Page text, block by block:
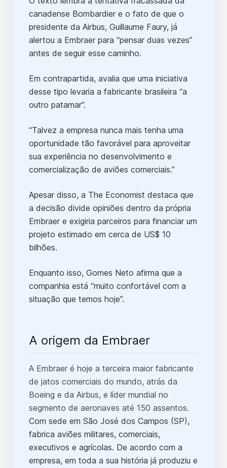
canadense Bombardier e o fato de que o
presidente da Airbus, Guillaume Faury, já
alertou a Embraer para “pensar duas vezes”
antes de seguir esse caminho.
Em contrapartida, avalia que uma iniciativa
desse tipo levaria a fabricante brasileira “a
outro patamar”.
“Talvez a empresa nunca mais tenha uma
oportunidade tão favorável para aproveitar
sua experiência no desenvolvimento e
comercialização de aviões comerciais.”
Apesar disso, a The Economist destaca que
a decisão divide opiniões dentro da própria
Embraer e exigiria parceiros para financiar um
projeto estimado em cerca de US$ 10
bilhões.
Enquanto isso, Gomes Neto afirma que a
companhia está “muito confortável com a
situação que temos hoje”.
A origem da Embraer
A Embraer é hoje a terceira maior fabricante
de jatos comerciais do mundo, atrás da
Boeing e da Airbus, e líder mundial no
segmento de aeronaves até 150 assentos.
Com sede em São José dos Campos (SP),
fabrica aviões militares, comerciais,
executivos e agrícolas. De acordo com a
empresa, em toda a sua história já produziu e